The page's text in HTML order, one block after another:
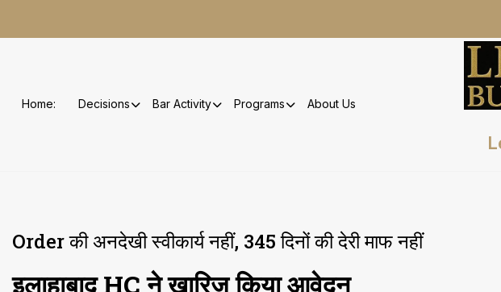
Home: Decisions Bar Activity Programs About Us
Order की अनदेखी स्वीकार्य नहीं, 345 दिनों की देरी माफ नहीं
इलाहाबाद HC ने खारिज किया आवेदन